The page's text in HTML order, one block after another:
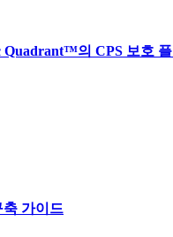
의 CPS 보호
축 가이드